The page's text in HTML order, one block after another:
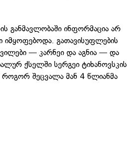
განმავლობაში ინფორმაცია არ
გათავისუფლების
— კარნეი და აგნია — და
ქსელში სერგეი ტიხანოვსკის
შეცვალა მან 4 წლიანმა